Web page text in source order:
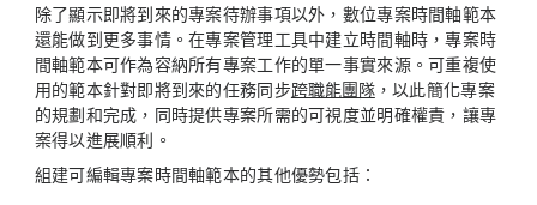
除了顯示即將到來的專案待辦事項以外，數位專案時間軸範本
還能做到更多事情。在專案管理工具中建立時間軸時，專案時
間軸範本可作為容納所有專案工作的單一事實來源。可重複使
用的範本針對即將到來的任務同步跨職能團隊，以此簡化專案
的規劃和完成，同時提供專案所需的可視度並明確權責，讓專
案得以進展順利。
組建可編輯專案時間軸範本的其他優勢包括：